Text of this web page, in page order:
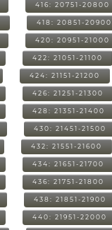
416: 20751-20800
418: 20851-20900
420: 20951-21000
422: 21051-21100
424: 21151-21200
426: 21251-21300
428: 21351-21400
430: 21451-21500
432: 21551-21600
434: 21651-21700
436: 21751-21800
438: 21851-21900
440: 21951-22000